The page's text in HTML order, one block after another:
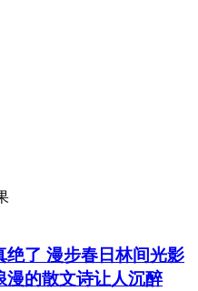
绝了 漫步春日林间光影
漫的散文诗让人沉醉